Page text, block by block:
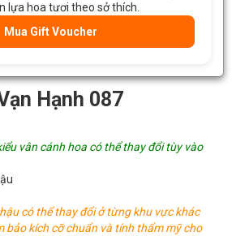
Hạnh 087
vân cánh hoa có thể thay đổi tùy vào
có thể thay đổi ở từng khu vực khác
bảo kích cỡ chuẩn và tính thẩm mỹ cho
lựa hoa tươi theo sở thích.
Mua Gift Voucher